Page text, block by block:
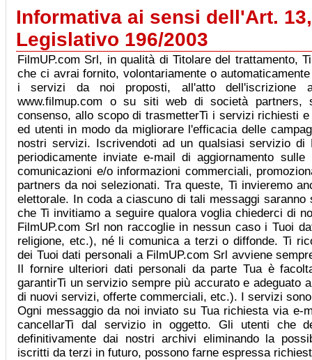
Informativa ai sensi dell'Art.
Legislativo 196/2003
FilmUP.com Srl, in qualità di Titolare del trattamento,
che ci avrai fornito, volontariamente o
i servizi da noi proposti, all'atto
www.filmup.com o su siti web di società partners,
consenso, allo scopo di trasmetterTi i servizi richiesti
ed utenti in modo da migliorare l'efficacia delle
nostri servizi. Iscrivendoti ad un qualsiasi servizio di
periodicamente inviate e-mail di aggiornamento
comunicazioni e/o informazioni commerciali,
partners da noi selezionati. Tra queste, Ti invieremo
elettorale. In coda a ciascuno di tali messaggi
che Ti invitiamo a seguire qualora voglia chiederci di
FilmUP.com Srl non raccoglie in nessun caso i Tuoi
religione, etc.), né li comunica a terzi o diffonde. Ti
dei Tuoi dati personali a FilmUP.com Srl avviene
Il fornire ulteriori dati personali da parte Tua è
garantirTi un servizio sempre più accurato e adeguato
di nuovi servizi, offerte commerciali, etc.). I servizi
Ogni messaggio da noi inviato su Tua richiesta via e-
cancellarTi dal servizio in oggetto. Gli utenti che
definitivamente dai nostri archivi eliminando la
iscritti da terzi in futuro, possono farne espressa